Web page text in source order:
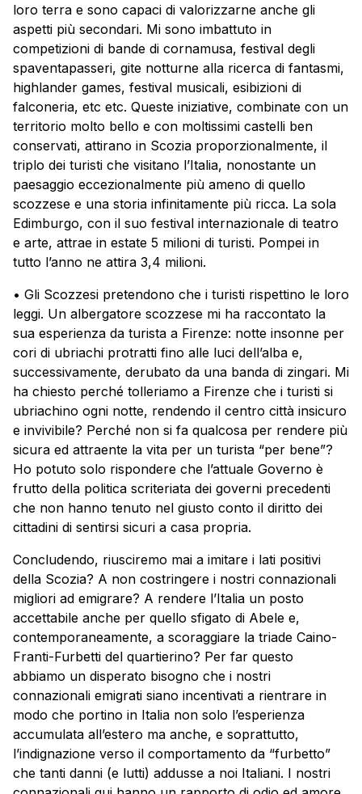
loro terra e sono capaci di valorizzarne anche gli
aspetti più secondari. Mi sono imbattuto in
competizioni di bande di cornamusa, festival degli
spaventapasseri, gite notturne alla ricerca di fantasmi,
highlander games, festival musicali, esibizioni di
falconeria, etc etc. Queste iniziative, combinate con un
territorio molto bello e con moltissimi castelli ben
conservati, attirano in Scozia proporzionalmente, il
triplo dei turisti che visitano l’Italia, nonostante un
paesaggio eccezionalmente più ameno di quello
scozzese e una storia infinitamente più ricca. La sola
Edimburgo, con il suo festival internazionale di teatro
e arte, attrae in estate 5 milioni di turisti. Pompei in
tutto l’anno ne attira 3,4 milioni.
• Gli Scozzesi pretendono che i turisti rispettino le loro
leggi. Un albergatore scozzese mi ha raccontato la
sua esperienza da turista a Firenze: notte insonne per
cori di ubriachi protratti fino alle luci dell’alba e,
successivamente, derubato da una banda di zingari. Mi
ha chiesto perché tolleriamo a Firenze che i turisti si
ubriachino ogni notte, rendendo il centro città insicuro
e invivibile? Perché non si fa qualcosa per rendere più
sicura ed attraente la vita per un turista “per bene”?
Ho potuto solo rispondere che l’attuale Governo è
frutto della politica scriteriata dei governi precedenti
che non hanno tenuto nel giusto conto il diritto dei
cittadini di sentirsi sicuri a casa propria.
Concludendo, riusciremo mai a imitare i lati positivi
della Scozia? A non costringere i nostri connazionali
migliori ad emigrare? A rendere l’Italia un posto
accettabile anche per quello sfigato di Abele e,
contemporaneamente, a scoraggiare la triade Caino-
Franti-Furbetti del quartierino? Per far questo
abbiamo un disperato bisogno che i nostri
connazionali emigrati siano incentivati a rientrare in
modo che portino in Italia non solo l’esperienza
accumulata all’estero ma anche, e soprattutto,
l’indignazione verso il comportamento da “furbetto”
che tanti danni (e lutti) addusse a noi Italiani. I nostri